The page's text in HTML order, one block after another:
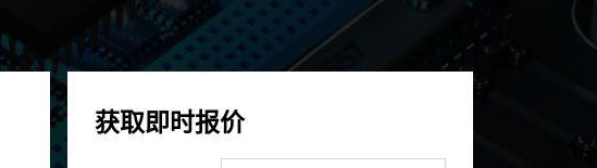
获取即时报价